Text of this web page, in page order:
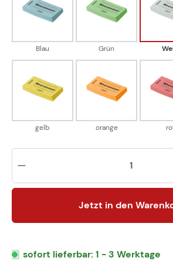
Blau
Blau
Grün
Grün
gelb
gelb
orange
orange
Jetzt in den
sofort lieferbar: 1 - 3 Werktage